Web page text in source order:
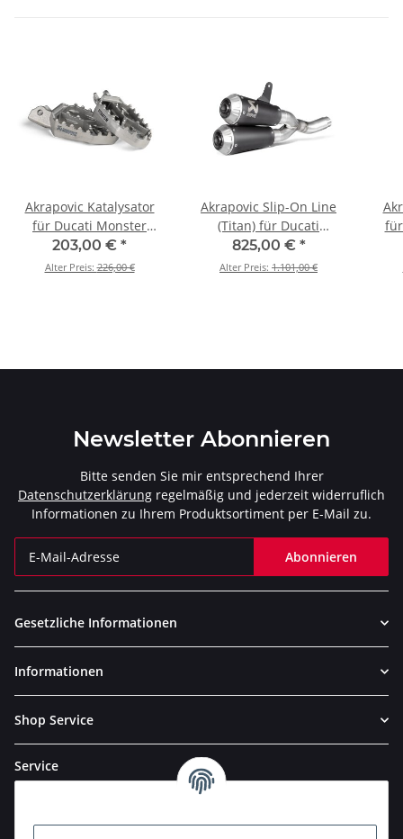
Akrapovic Katalysator
für Ducati Monster
797/797+/659 - BJ. 2017
> 2020 (P-KAT-043/E4)
203,00 € *
Alter Preis:226,00 €
Akrapovic Slip-On Line
(Titan) für Ducati
Monster 797/797+/659 -
BJ. 2017 > 2020 (S-
825,00 € *
Alter Preis: 1.101,00 €
Newsletter Abonnieren
Bitte senden Sie mir entsprechend Ihrer
Datenschutzerklärung regelmäßig und jederzeit widerruflich
Informationen zu Ihrem Produktsortiment per E-Mail zu.
Abonnieren
Gesetzliche Informationen
Informationen
Shop Service
Service